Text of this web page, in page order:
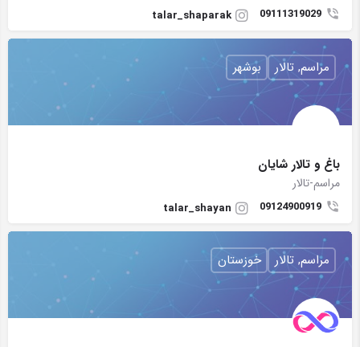
09111319029
talar_shaparak
باغ و تالار شايان
مراسم-تالار
09124900919
talar_shayan
مراسم, تالار بوشهر
مراسم, تالار خوزستان